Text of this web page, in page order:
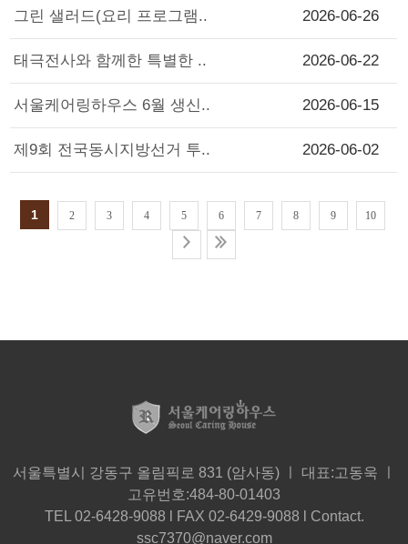
그린 샐러드(요리 프로그램.. 2026-06-26
태극전사와 함께한 특별한 .. 2026-06-22
서울케어링하우스 6월 생신.. 2026-06-15
제9회 전국동시지방선거 투.. 2026-06-02
1 2 3 4 5 6 7 8 9 10
서울특별시 강동구 올림픽로 831 (암사동) ㅣ 대표:고동욱 ㅣ
고유번호:484-80-01403
TEL 02-6428-9088 l FAX 02-6429-9088 l Contact.
ssc7370@naver.com